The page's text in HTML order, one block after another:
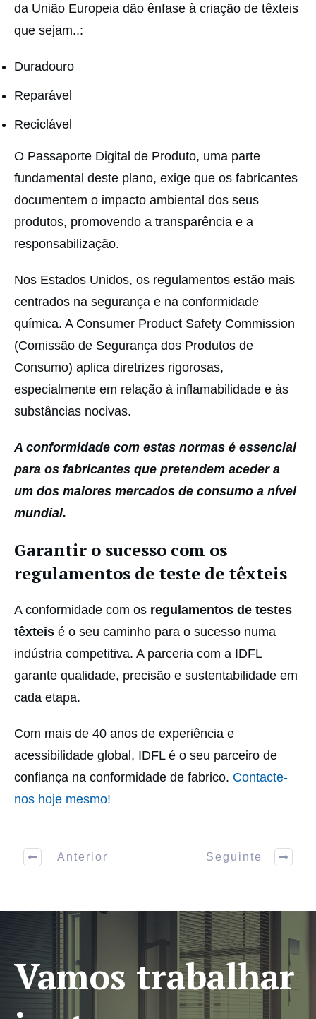
da União Europeia dão ênfase à criação de têxteis
que sejam..:
Duradouro
Reparável
Reciclável
O Passaporte Digital de Produto, uma parte
fundamental deste plano, exige que os fabricantes
documentem o impacto ambiental dos seus
produtos, promovendo a transparência e a
responsabilização.
Nos Estados Unidos, os regulamentos estão mais
centrados na segurança e na conformidade
química. A Consumer Product Safety Commission
(Comissão de Segurança dos Produtos de
Consumo) aplica diretrizes rigorosas,
especialmente em relação à inflamabilidade e às
substâncias nocivas.
A conformidade com estas normas é essencial
para os fabricantes que pretendem aceder a
um dos maiores mercados de consumo a nível
mundial.
Garantir o sucesso com os
regulamentos de teste de têxteis
A conformidade com os regulamentos de testes
têxteis é o seu caminho para o sucesso numa
indústria competitiva. A parceria com a IDFL
garante qualidade, precisão e sustentabilidade em
cada etapa.
Com mais de 40 anos de experiência e
acessibilidade global, IDFL é o seu parceiro de
confiança na conformidade de fabrico. Contacte-
nos hoje mesmo!
Anterior Seguinte
Vamos trabalhar